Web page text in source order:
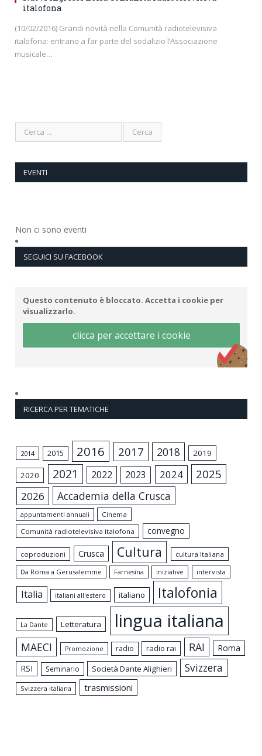
italofona
(10/02/2016) Grandi novità nella Comunità radiotelevisiva
italofona: entrano a far parte del sodalizio l’Associazione
musicale…
EVENTI
Non ci sono eventi
SEGUICI SU FACEBOOK
Questo contenuto è bloccato. Accetta i cookie per
visualizzarlo.
clicca per accettare i cookie
RICERCA PER TEMATICHE
2014 2015 2016 2017 2018 2019
2020 2021 2022 2023 2024 2025
2026 Accademia della Crusca
appuntamenti annuali
Cinema
Comunità radiotelevisiva italofona
convegno
coproduzioni Crusca Cultura
cultura Italiana
Da Roma a Gerusalemme
Farnesina iniziative intervista
Italia italiani all'estero italiano Italofonia
La Dante Letteratura lingua italiana
MAECI Promozione radio radio rai RAI
Roma
RSI
Seminario Società Dante Alighieri Svizzera
Svizzera italiana trasmissioni